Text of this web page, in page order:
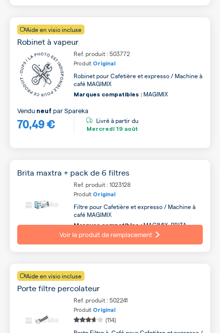
Aide en visio incluse
Robinet à vapeur
Ref. produit : 503772
Produit Original
Robinet pour Cafetière et expresso / Machine à
café MAGIMIX
Marques compatibles : MAGIMIX
70,49 €
Vendu neuf parSpareka
Livré à partir du
Mercredi 19 août
Brita maxtra + pack de 6 filtres
Ref. produit : 1023128
Produit Original
Filtre pour Cafetière et expresso / Machine à
café MAGIMIX
Marques compatibles :MAGIMIX, BRITA,
ARTHUR MARTIN, PHILIPS, BOSCH, SAMSUNG,
ELECTROLUX
Voir le produit de remplacement
Aide en visio incluse
Porte filtre percolateur
Ref. produit : 502241
Produit Original
(114)